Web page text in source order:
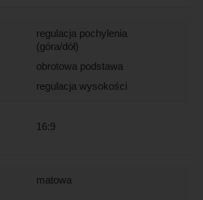
regulacja pochylenia
(góra/dół)
obrotowa podstawa
regulacja wysokości
16:9
matowa